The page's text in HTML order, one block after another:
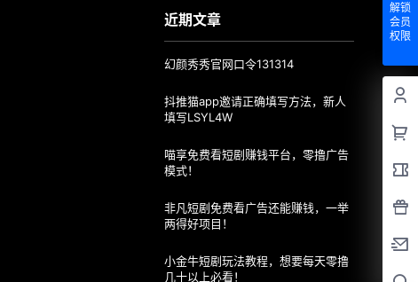
解锁
会员
权限
近期文章
幻颜秀秀官网口令131314
抖推猫app邀请正确填写方法，新人
填写LSYL4W
喵享免费看短剧赚钱平台，零撸广告
模式！
非凡短剧免费看广告还能赚钱，一举
两得好项目！
小金牛短剧玩法教程，想要每天零撸
几十以上必看！